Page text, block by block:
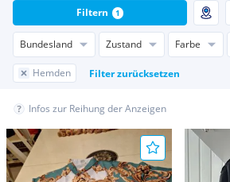
Bundesland Zustand Farbe
Hemden Filter zurücksetzen
Filtern 1
Infos zur Reihung der Anzeigen